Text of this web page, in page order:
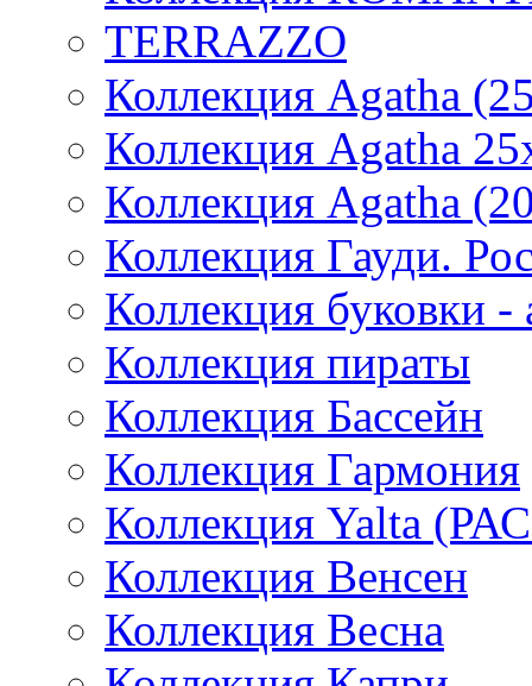
TERRAZZO
Коллекция Agatha
Коллекция Agatha
Коллекция Agatha
Коллекция Гауди.
Коллекция буковки -
Коллекция пираты
Коллекция Бассейн
Коллекция Гармония
Коллекция Yalta
Коллекция Венсен
Коллекция Весна